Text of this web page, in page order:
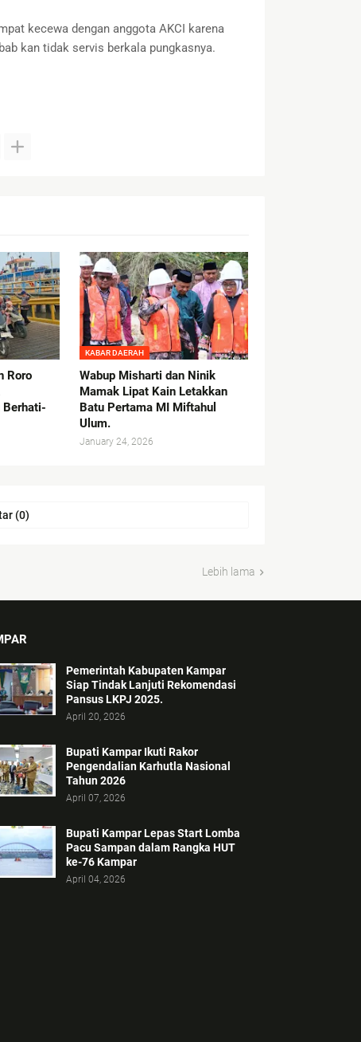
kecewa dengan anggota AKCI karena
kan tidak servis berkala pungkasnya.
Roro
Berhati-
KABAR DAERAH
Wabup Misharti dan Ninik
Mamak Lipat Kain Letakkan
Batu Pertama MI Miftahul
Ulum.
January 24, 2026
(0)
Lebih lama
Pemerintah Kabupaten Kampar
Siap Tindak Lanjuti Rekomendasi
Pansus LKPJ 2025.
April 20, 2026
Bupati Kampar Ikuti Rakor
Pengendalian Karhutla Nasional
Tahun 2026
April 07, 2026
Bupati Kampar Lepas Start Lomba
Pacu Sampan dalam Rangka HUT
ke-76 Kampar
April 04, 2026